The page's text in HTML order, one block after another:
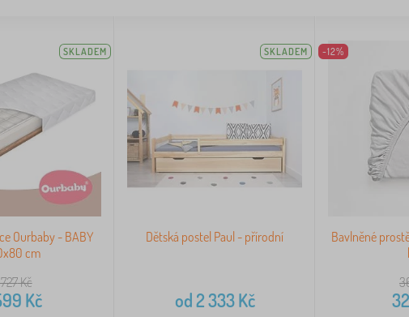
SKLADEM
Ourbaby - BABY
cm
Kč
Kč
SKLADEM
Dětská postel Paul - přírodní
od2 333Kč
-12%
Bavlněné